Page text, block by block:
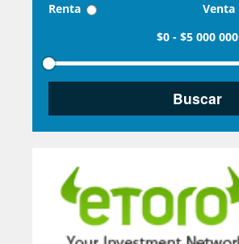
Renta
Venta
$0- $5 000 000